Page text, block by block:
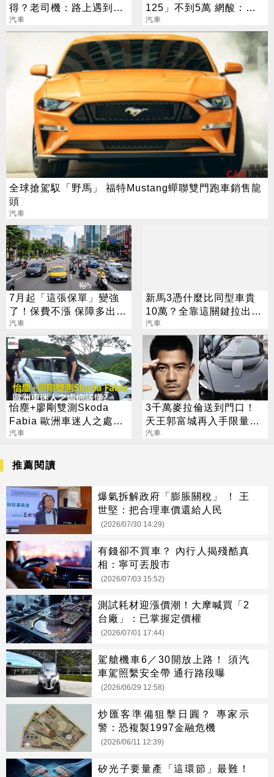
得？老司機：路上遇到閃
遠點
汽車
125」不到5萬 網酸：僅
名字像
汽車
全球搶駕馭「野馬」 福特Mustang蟬聯雙門跑車銷售龍
頭
汽車
7月起「這張保單」變強
了！保費不漲 保障多出
100萬
汽車
新馬3憑什麼比同型車貴
10萬？全靠這關鍵拉出差
距
汽車
怡塵+廖剛雙測Skoda
Fabia 歐洲車迷人之處你
該懂？
汽車
3千萬麥拉倫送到門口！
天王郭富城再入手限量超
跑
汽車
推薦閱讀
爆氣拆解政府「膨脹關稅」 ！ 王
世堅：把合理車價還給人民
(2026/07/30 14:29)
有錢卻不買車？ 內行人揭殘酷真
相：寧可丟股市
(2026/07/03 15:52)
測試耗材迎漲價潮！大摩喊買「2
台廠」：已掌握定價權
(2026/07/01 17:44)
駕艙機車6／30開放上路！ 須汽
車駕照繫安全帶 通行路段曝
(2026/06/29 12:58)
炒匯客準備狙擊日圓？ 專家示
警：恐複製1997金融危機
(2026/06/11 12:39)
矽光子要量產「這環節」最難！